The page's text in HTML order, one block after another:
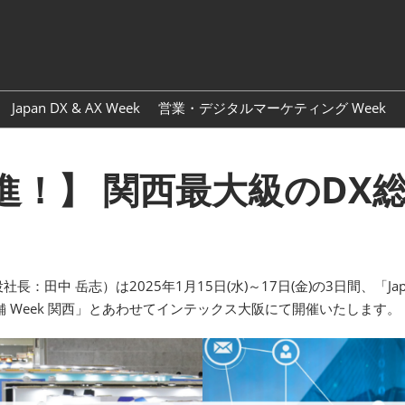
Japan DX & AX Week 営業・デジタルマーケティング Week
！】 関西最大級のDX
長：田中 岳志）は2025年1月15日(水)～17日(金)の3日間、「
関西」とあわせてインテックス大阪にて開催いたします。